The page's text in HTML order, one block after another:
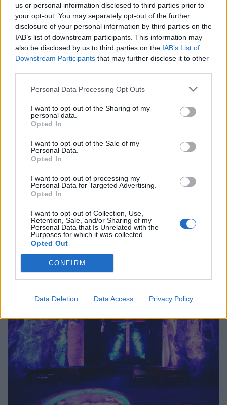
us or personal information disclosed to third parties prior to
your opt-out. You may separately opt-out of the further
disclosure of your personal information by third parties on the
IAB’s list of downstream participants. This information may
also be disclosed by us to third parties on the IAB’s List of
Downstream Participants that may further disclose it to other
Personal Data Processing Opt Outs
I want to opt-out of the Sharing of my
personal data.
Opted In
I want to opt-out of the Sale of my
Personal Data.
Opted In
I want to opt-out of processing my
Personal Data for Targeted Advertising.
Opted In
I want to opt-out of Collection, Use,
Retention, Sale, and/or Sharing of my
Personal Data that Is Unrelated with the
Purposes for which it was collected.
Opted Out
CONFIRM
Data Deletion Data Access Privacy Policy
@rhynosmm— Rugby
Femminile Italiano